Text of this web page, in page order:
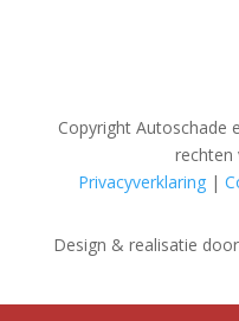
Copyright Autoschade
rechten
Privacyverklaring |
Design & realisatie door